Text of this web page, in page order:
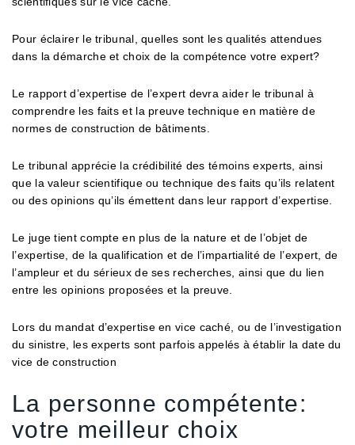
Pour éclairer le tribunal, quelles sont les qualités attendues
dans la démarche et choix de la compétence votre expert?
Le rapport d’expertise de l’expert devra aider le tribunal à
comprendre les faits et la preuve technique en matière de
normes de construction de bâtiments.
Le tribunal apprécie la crédibilité des témoins experts, ainsi
que la valeur scientifique ou technique des faits qu’ils relatent
ou des opinions qu’ils émettent dans leur rapport d’expertise.
Le juge tient compte en plus de la nature et de l’objet de
l’expertise, de la qualification et de l’impartialité de l’expert, de
l’ampleur et du sérieux de ses recherches, ainsi que du lien
entre les opinions proposées et la preuve.
Lors du mandat d’expertise en vice caché, ou de l’investigation
du sinistre, les experts sont parfois appelés à établir la date du
vice de construction
La personne compétente:
votre meilleur choix